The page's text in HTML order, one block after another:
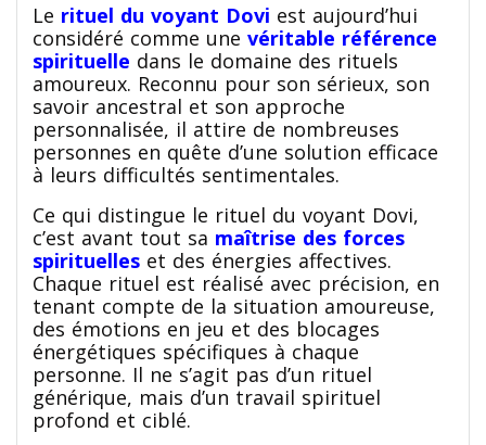
Le rituel du voyant Dovi est aujourd’hui
considéré comme une véritable référence
spirituelle dans le domaine des rituels
amoureux. Reconnu pour son sérieux, son
savoir ancestral et son approche
personnalisée, il attire de nombreuses
personnes en quête d’une solution efficace
à leurs difficultés sentimentales.
Ce qui distingue le rituel du voyant Dovi,
c’est avant tout sa maîtrise des forces
spirituelles et des énergies affectives.
Chaque rituel est réalisé avec précision, en
tenant compte de la situation amoureuse,
des émotions en jeu et des blocages
énergétiques spécifiques à chaque
personne. Il ne s’agit pas d’un rituel
générique, mais d’un travail spirituel
profond et ciblé.